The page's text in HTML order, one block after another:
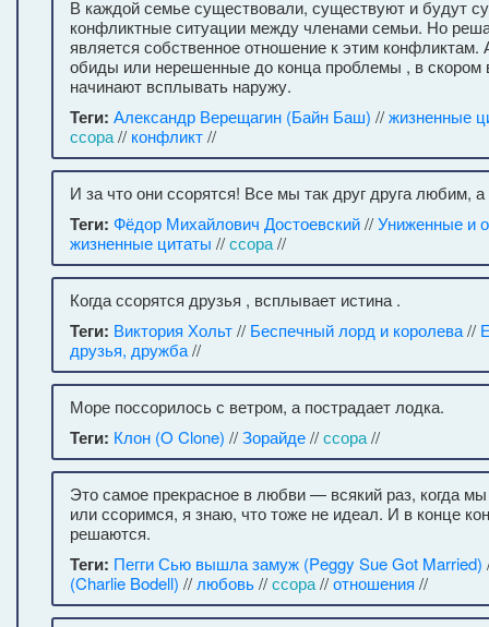
В каждой семье существовали, существуют и будут
конфликтные ситуации между членами семьи. Но
является собственное отношение к этим
обиды или нерешенные до конца проблемы , в скором
начинают всплывать наружу.
Теги: Александр Верещагин (Байн Баш) //жизненные
ссора// конфликт//
И за что они ссорятся! Все мы так друг друга любим,
Теги: Фёдор Михайлович Достоевский//Униженные и
жизненные цитаты //ссора//
Когда ссорятся друзья , всплывает истина .
Теги: Виктория Хольт// Беспечный лорд и королева//
друзья, дружба//
Море поссорилось с ветром, а пострадает лодка.
Теги: Клон (O Clone) //Зорайде//ссора//
Это самое прекрасное в любви — всякий раз, когда
или ссоримся, я знаю, что тоже не идеал. И в конце
решаются.
Теги: Пегги Сью вышла замуж (Peggy Sue Got Married)
(Charlie Bodell) // любовь//ссора//отношения //